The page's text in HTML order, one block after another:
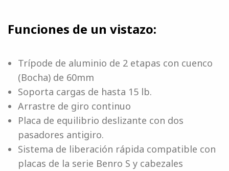
Funciones de un vistazo:
Trípode de aluminio de 2 etapas con cuenco
(Bocha) de 60mm
Soporta cargas de hasta 15 lb.
Arrastre de giro continuo
Placa de equilibrio deslizante con dos
pasadores antigiro.
Sistema de liberación rápida compatible con
placas de la serie Benro S y cabezales